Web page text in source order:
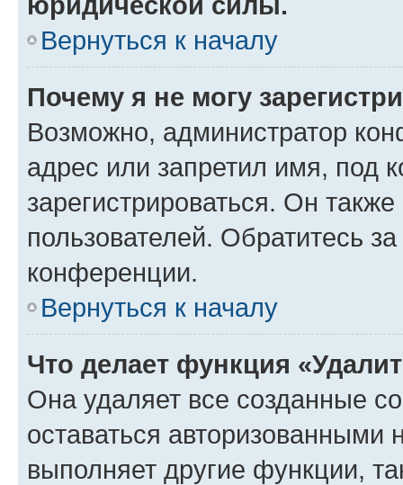
Вернуться к началу
Почему я не могу
Возможно, администратор
адрес или запретил имя, под
зарегистрироваться. Он
пользователей. Обратитесь
конференции.
Вернуться к началу
Что делает функция
Она удаляет все созданные
оставаться авторизованными
выполняет другие функции,